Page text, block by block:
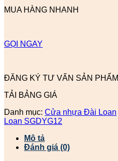
MUA HÀNG NHANH
GỌI NGAY
ĐĂNG KÝ TƯ VẤN SẢN PHẨM
TẢI BẢNG GIÁ
Danh mục: Cửa nhựa Đài Loan
Loan SGDYG12
Mô tả
Đánh giá (0)